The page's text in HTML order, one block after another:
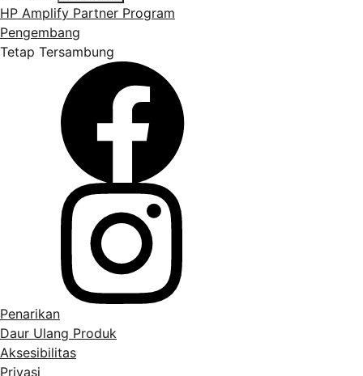
HP Amplify Partner Program
Pengembang
Tetap Tersambung
Penarikan
Daur Ulang Produk
Aksesibilitas
Privasi